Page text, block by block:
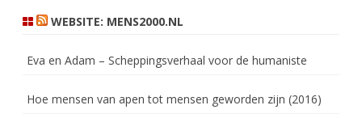
WEBSITE: MENS2000.NL
Eva en Adam – Scheppingsverhaal voor de humaniste
Hoe mensen van apen tot mensen geworden zijn (2016)